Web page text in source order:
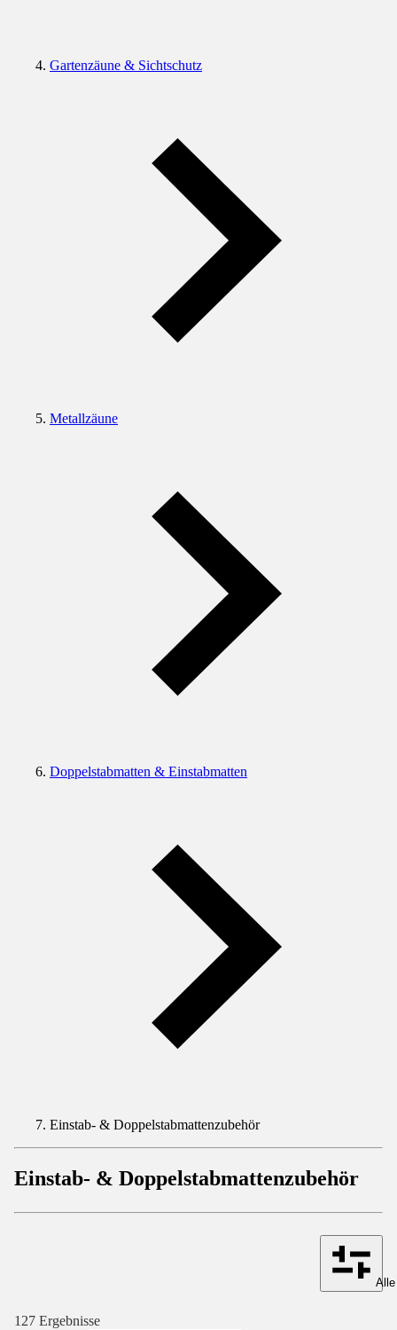
Gartenzäune & Sichtschutz
Metallzäune
Doppelstabmatten & Einstabmatten
Einstab- & Doppelstabmattenzubehör
Einstab- & Doppelstabmattenzubehör
127 Ergebnisse